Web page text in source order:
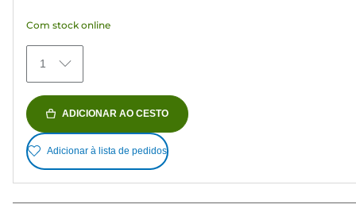
75
análises
Com stock online
1
ADICIONAR AO CESTO
Adicionar à lista de pedidos